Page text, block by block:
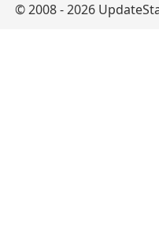
© 2008 - 2026